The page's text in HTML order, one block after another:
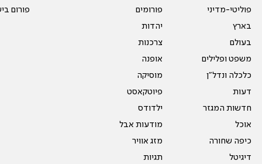
פוליטי-מדיני
בארץ
בעולם
משפט ופלילים
כלכלה ונדל"ן
דעות
חדשות המגזר
אוכל
כיפה שחורה
דיגיטל
פורומים
יהדות
צרכנות
אופנה
מוסיקה
פיוטקאסט
ילדודס
מודעות אבל
מזג אוויר
תגיות
פורום